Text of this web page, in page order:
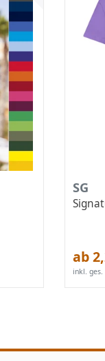
SG
ab
inkl. ges.